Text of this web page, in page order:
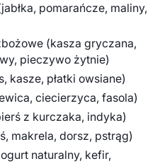
pomarańcze, maliny,
(kasza gryczana,
pieczywo żytnie)
kasze, płatki owsiane)
ciecierzyca, fasola)
z kurczaka, indyka)
makrela, dorsz, pstrąg)
naturalny, kefir,